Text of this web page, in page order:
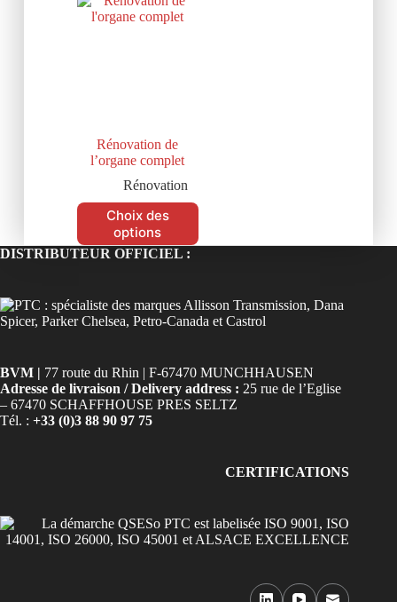
Rénovation de
l’organe complet
Rénovation
Choix des
options
DISTRIBUTEUR OFFICIEL :
BVM | 77 route du Rhin | F-67470 MUNCHHAUSEN
Adresse de livraison / Delivery address : 25 rue de l’Eglise
– 67470 SCHAFFHOUSE PRES SELTZ
Tél. : +33 (0)3 88 90 97 75
CERTIFICATIONS